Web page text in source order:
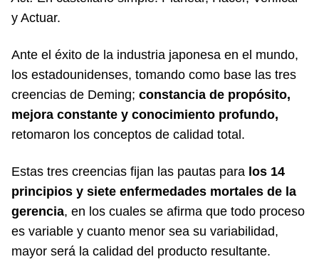
y Actuar.
Ante el éxito de la industria japonesa en el mundo,
los estadounidenses, tomando como base las tres
creencias de Deming; constancia de propósito,
mejora constante y conocimiento profundo,
retomaron los conceptos de calidad total.
Estas tres creencias fijan las pautas para los 14
principios y siete enfermedades mortales de la
gerencia, en los cuales se afirma que todo proceso
es variable y cuanto menor sea su variabilidad,
mayor será la calidad del producto resultante.